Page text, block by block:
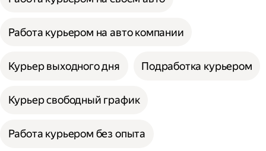
Работа курьером на авто компании
Курьер выходного дня Подработка курьером
Курьер свободный график
Работа курьером без опыта